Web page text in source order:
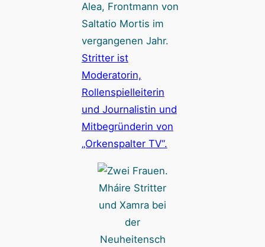
Alea, Frontmann von
Saltatio Mortis im
vergangenen Jahr.
Stritter ist
Moderatorin,
Rollenspielleiterin
und Journalistin und
Mitbegründerin von
„Orkenspalter TV“.
Mháire Stritter
und Xamra bei
der
Neuheitensch